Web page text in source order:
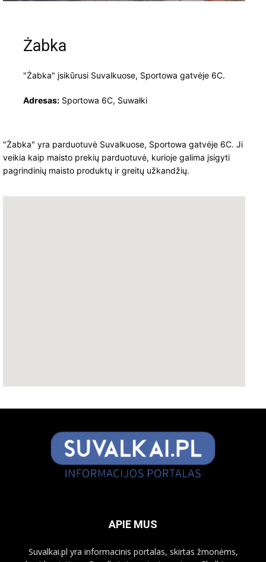
Żabka
"Żabka" įsikūrusi Suvalkuose, Sportowa gatvėje 6C.
Adresas: Sportowa 6C, Suwałki
"Żabka" yra parduotuvė Suvalkuose, Sportowa gatvėje 6C. Ji
veikia kaip maisto prekių parduotuvė, kurioje galima įsigyti
pagrindinių maisto produktų ir greitų užkandžių.
APIE MUS
Suvalkai.pl yra informacinis portalas, skirtas žmonėms,